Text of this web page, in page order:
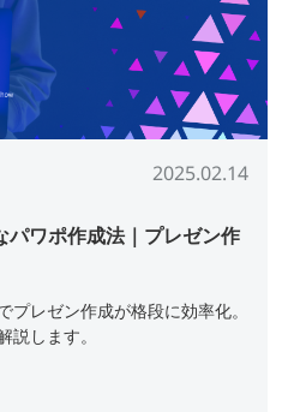
2025.02.14
ワポ作成法｜プレゼン作
レゼン作成が格段に効率化。
説します。